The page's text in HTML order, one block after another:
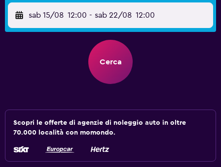
sab 15/08 12:00 - sab 22/08 12:00
Cerca
Scopri le offerte di agenzie di noleggio auto in oltre
70.000 località con momondo.